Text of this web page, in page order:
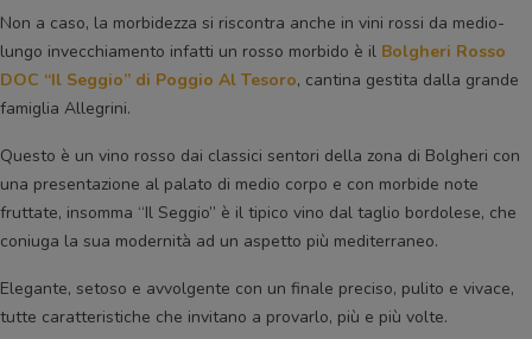
Non a caso, la morbidezza si riscontra anche in vini rossi da medio-
lungo invecchiamento infatti un rosso morbido è il Bolgheri Rosso
DOC “Il Seggio” di Poggio Al Tesoro, cantina gestita dalla grande
famiglia Allegrini.
Questo è un vino rosso dai classici sentori della zona di Bolgheri con
una presentazione al palato di medio corpo e con morbide note
fruttate, insomma “Il Seggio” è il tipico vino dal taglio bordolese, che
coniuga la sua modernità ad un aspetto più mediterraneo.
Elegante, setoso e avvolgente con un finale preciso, pulito e vivace,
tutte caratteristiche che invitano a provarlo, più e più volte.